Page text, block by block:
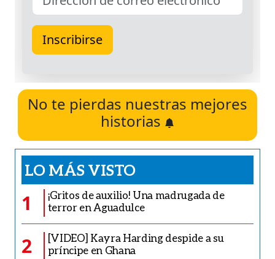
No te pierdas nuestras mejores
historias
LO MÁS VISTO
1
¡Gritos de auxilio! Una madrugada de
terror en Aguadulce
2
[VIDEO] Kayra Harding despide a su
príncipe en Ghana